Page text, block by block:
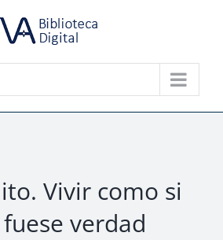
Vivir como si
verdad